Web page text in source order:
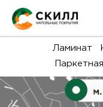
Ламинат